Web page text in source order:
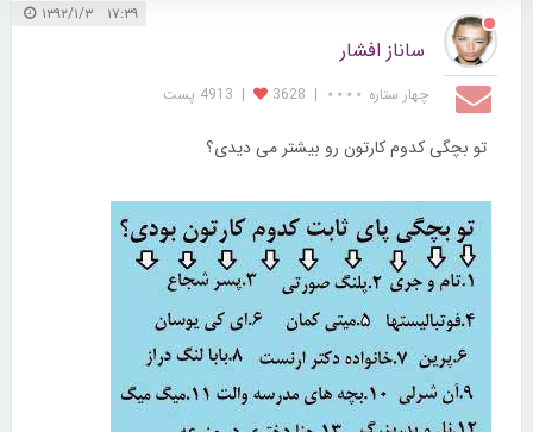
۱۷:۳۹ ۱۳۹۲/۱/۳
ساناز افشار
چهار ستاره ⋆⋆⋆⋆ |
3628
| 4913 پست
تو بچگی کدوم کارتون رو بیشتر می دیدی؟